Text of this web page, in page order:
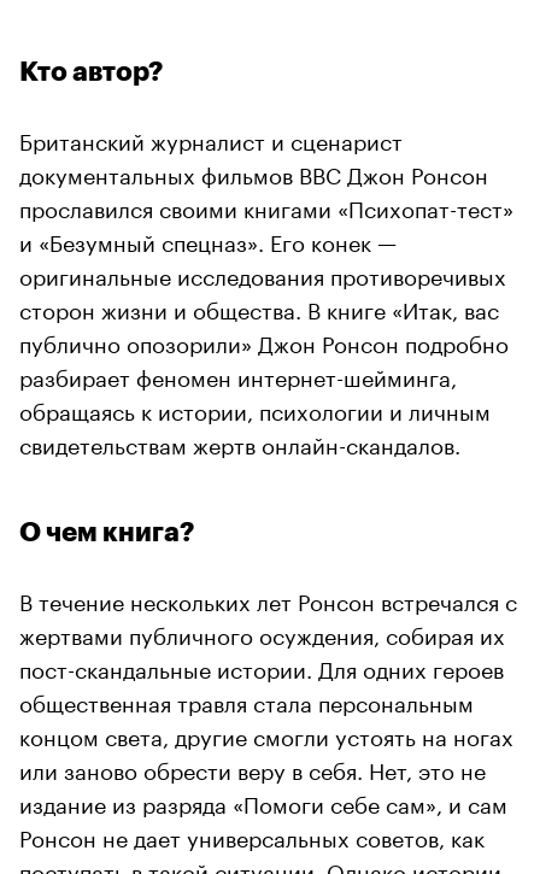
Кто автор?
Британский журналист и сценарист
документальных фильмов BBC Джон Ронсон
прославился своими книгами «Психопат-тест»
и «Безумный спецназ». Его конек —
оригинальные исследования противоречивых
сторон жизни и общества. В книге «Итак, вас
публично опозорили» Джон Ронсон подробно
разбирает феномен интернет-шейминга,
обращаясь к истории, психологии и личным
свидетельствам жертв онлайн-скандалов.
О чем книга?
В течение нескольких лет Ронсон встречался с
жертвами публичного осуждения, собирая их
пост-скандальные истории. Для одних героев
общественная травля стала персональным
концом света, другие смогли устоять на ногах
или заново обрести веру в себя. Нет, это не
издание из разряда «Помоги себе сам», и сам
Ронсон не дает универсальных советов, как